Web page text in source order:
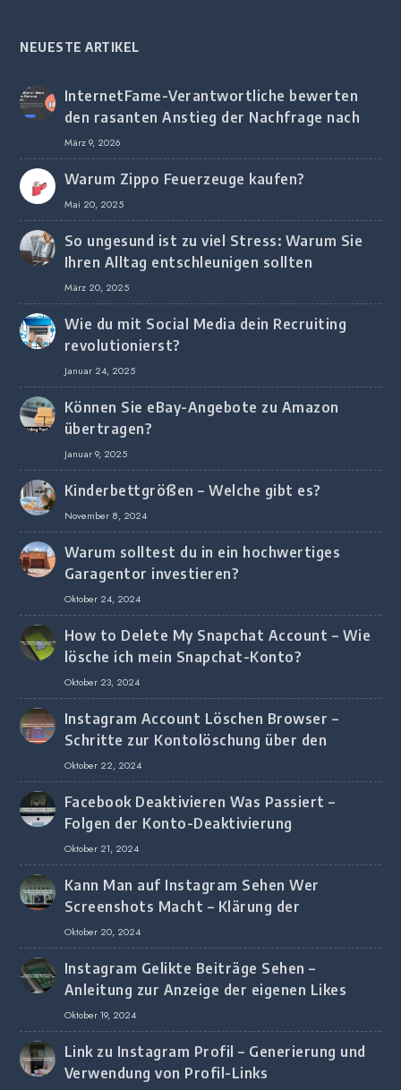
NEUESTE ARTIKEL
InternetFame-Verantwortliche bewerten
den rasanten Anstieg der Nachfrage nach
digitalem Marketing bei deutschen
Unternehmen
März 9, 2026
Warum Zippo Feuerzeuge kaufen?
Mai 20, 2025
So ungesund ist zu viel Stress: Warum Sie
Ihren Alltag entschleunigen sollten
März 20, 2025
Wie du mit Social Media dein Recruiting
revolutionierst?
Januar 24, 2025
Können Sie eBay-Angebote zu Amazon
übertragen?
Januar 9, 2025
Kinderbettgrößen – Welche gibt es?
November 8, 2024
Warum solltest du in ein hochwertiges
Garagentor investieren?
Oktober 24, 2024
How to Delete My Snapchat Account – Wie
lösche ich mein Snapchat-Konto?
Oktober 23, 2024
Instagram Account Löschen Browser –
Schritte zur Kontolöschung über den
Browser
Oktober 22, 2024
Facebook Deaktivieren Was Passiert –
Folgen der Konto-Deaktivierung
Oktober 21, 2024
Kann Man auf Instagram Sehen Wer
Screenshots Macht – Klärung der
Screenshot-Erkennung
Oktober 20, 2024
Instagram Gelikte Beiträge Sehen –
Anleitung zur Anzeige der eigenen Likes
Oktober 19, 2024
Link zu Instagram Profil – Generierung und
Verwendung von Profil-Links